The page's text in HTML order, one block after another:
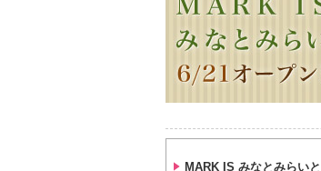
MARK IS みなとみらい